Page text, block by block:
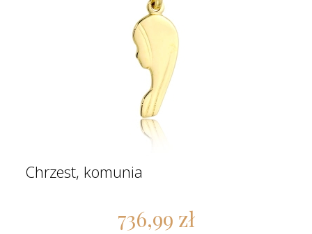
Chrzest, komunia
736,99 zł